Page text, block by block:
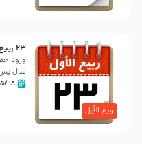
ربیع الأول
23 ربيع الاول
سال پس
۱۸ /۰۵/ ۱۴۰۵